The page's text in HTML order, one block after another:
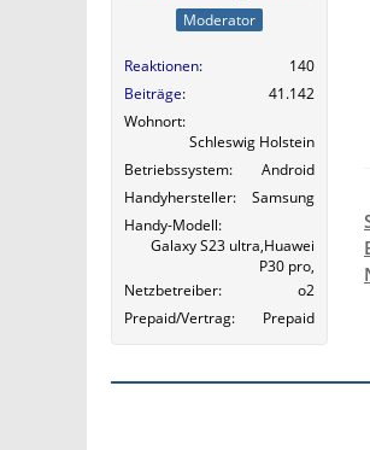
Moderator
Reaktionen
140
Beiträge
41.142
Wohnort
Schleswig Holstein
Betriebssystem
Android
Handyhersteller
Samsung
Handy-Modell
Galaxy S23 ultra,Huawei
P30 pro,
Netzbetreiber
o2
Prepaid/Vertrag
Prepaid